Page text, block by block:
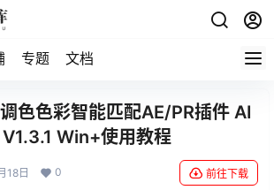
专题 文档
色色彩智能匹配AE/PR插件 AI
Win+使用教程
18日 0 前往下载